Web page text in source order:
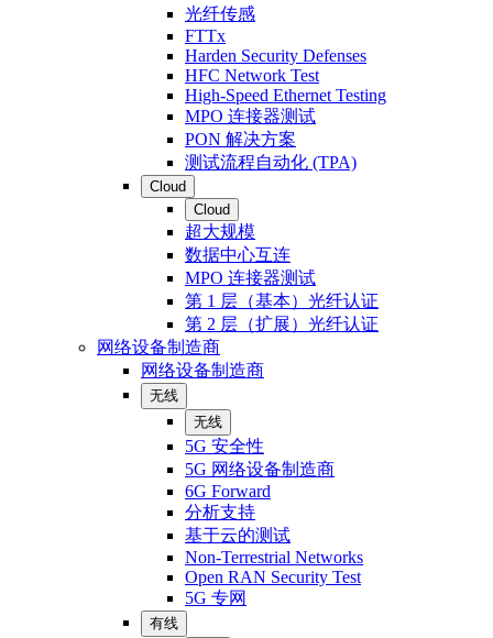
光纤传感
FTTx
Harden Security Defenses
HFC Network Test
High-Speed Ethernet Testing
MPO 连接器测试
PON 解决方案
测试流程自动化 (TPA)
Cloud
Cloud
超大规模
数据中心互连
MPO 连接器测试
第 1 层（基本）光纤认证
第 2 层（扩展）光纤认证
网络设备制造商
网络设备制造商
无线
无线
5G 安全性
5G 网络设备制造商
6G Forward
分析支持
基于云的测试
Non-Terrestrial Networks
Open RAN Security Test
5G 专网
有线